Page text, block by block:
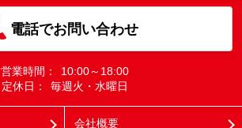
電話でお問い合わせ
営業時間：
10:00～18:00
定休日：
毎週火・水曜日
会社概要